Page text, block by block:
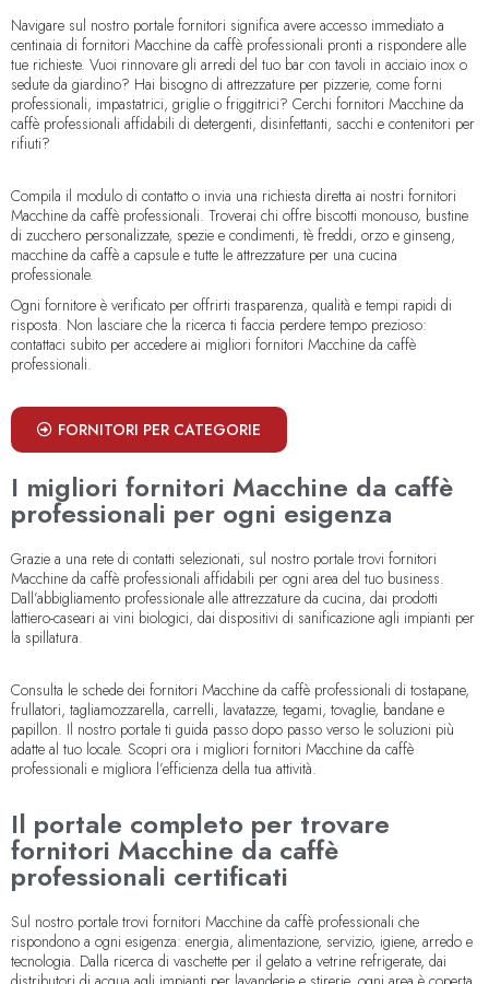
Navigare sul nostro portale fornitori significa avere accesso immediato a
centinaia di fornitori Macchine da caffè professionali pronti a rispondere alle
tue richieste. Vuoi rinnovare gli arredi del tuo bar con tavoli in acciaio inox o
sedute da giardino? Hai bisogno di attrezzature per pizzerie, come forni
professionali, impastatrici, griglie o friggitrici? Cerchi fornitori Macchine da
caffè professionali affidabili di detergenti, disinfettanti, sacchi e contenitori per
rifiuti?
Compila il modulo di contatto o invia una richiesta diretta ai nostri fornitori
Macchine da caffè professionali. Troverai chi offre biscotti monouso, bustine
di zucchero personalizzate, spezie e condimenti, tè freddi, orzo e ginseng,
macchine da caffè a capsule e tutte le attrezzature per una cucina
professionale.
Ogni fornitore è verificato per offrirti trasparenza, qualità e tempi rapidi di
risposta. Non lasciare che la ricerca ti faccia perdere tempo prezioso:
contattaci subito per accedere ai migliori fornitori Macchine da caffè
professionali.
FORNITORI PER CATEGORIE
I migliori fornitori Macchine da caffè
professionali per ogni esigenza
Grazie a una rete di contatti selezionati, sul nostro portale trovi fornitori
Macchine da caffè professionali affidabili per ogni area del tuo business.
Dall’abbigliamento professionale alle attrezzature da cucina, dai prodotti
lattiero-caseari ai vini biologici, dai dispositivi di sanificazione agli impianti per
la spillatura.
Consulta le schede dei fornitori Macchine da caffè professionali di tostapane,
frullatori, tagliamozzarella, carrelli, lavatazze, tegami, tovaglie, bandane e
papillon. Il nostro portale ti guida passo dopo passo verso le soluzioni più
adatte al tuo locale. Scopri ora i migliori fornitori Macchine da caffè
professionali e migliora l’efficienza della tua attività.
Il portale completo per trovare
fornitori Macchine da caffè
professionali certificati
Sul nostro portale trovi fornitori Macchine da caffè professionali che
rispondono a ogni esigenza: energia, alimentazione, servizio, igiene, arredo e
tecnologia. Dalla ricerca di vaschette per il gelato a vetrine refrigerate, dai